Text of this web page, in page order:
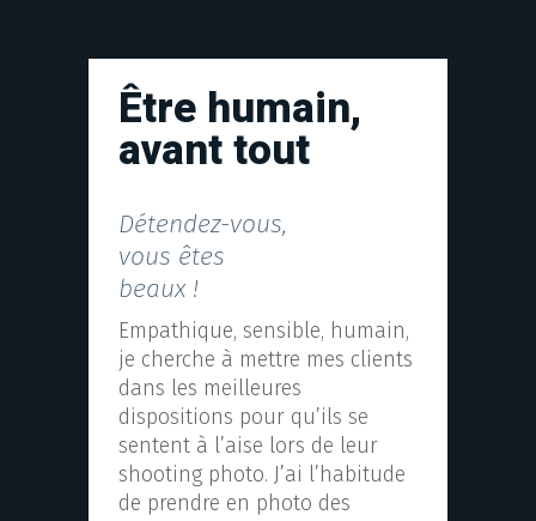
Être humain,
avant tout
Détendez-vous,
vous êtes
beaux !
Empathique, sensible, humain,
je cherche à mettre mes clients
dans les meilleures
dispositions pour qu’ils se
sentent à l’aise lors de leur
shooting photo. J’ai l’habitude
de prendre en photo des